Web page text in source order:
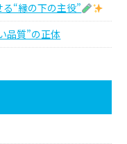
る“縁の下の主役”
品質”の正体